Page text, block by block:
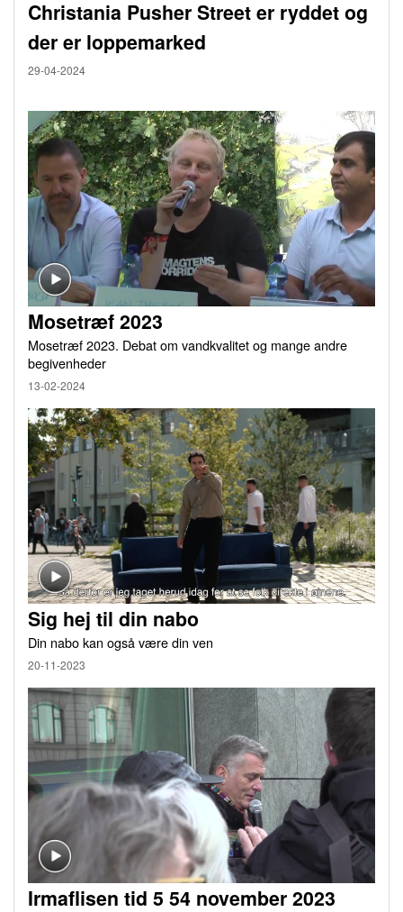
Christania Pusher Street er ryddet og
der er loppemarked
29-04-2024
Mosetræf 2023
Mosetræf 2023. Debat om vandkvalitet og mange andre
begivenheder
13-02-2024
Sig hej til din nabo
Din nabo kan også være din ven
20-11-2023
Irmaflisen tid 5 54 november 2023